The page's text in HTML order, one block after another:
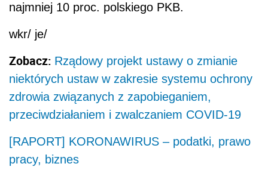
najmniej 10 proc. polskiego PKB.
wkr/ je/
Zobacz: Rządowy projekt ustawy o zmianie
niektórych ustaw w zakresie systemu ochrony
zdrowia związanych z zapobieganiem,
przeciwdziałaniem i zwalczaniem COVID-19
[RAPORT] KORONAWIRUS – podatki, prawo
pracy, biznes